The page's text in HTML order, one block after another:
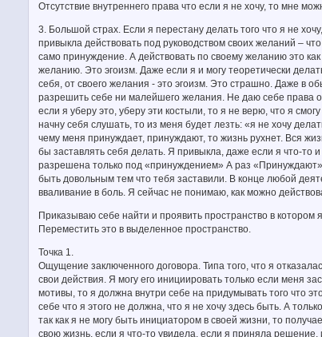
Отсутствие внутреннего права что если я не хочу, то мне
3. Большой страх. Если я перестану делать того что я не
привыкла действовать под руководством своих желаний –
само принуждение. А действовать по своему желанию это
желанию. Это эгоизм. Даже если я и могу теоретически
себя, от своего желания - это эгоизм. Это страшно. Даже в
разрешить себе ни малейшего желания. Не даю себе права
если я уберу это, уберу эти костыли, то я не верю, что я
начну себя слушать, то из меня будет лезть: «я не хочу
чему меня принуждает, принуждают, то жизнь рухнет. Вся
бы заставлять себя делать. Я привыкла, даже если я что-то
разрешена только под «принуждением» А раз «Принуждают»
быть довольным тем что тебя заставили. В конце любой
вваливание в боль. Я сейчас не понимаю, как можно
Приказываю себе найти и проявить пространство в
Переместить это в выделенное пространство.
Точка 1.
Ощущение заключенного договора. Типа того, что я
свои действия. Я могу его инициировать только если меня
мотивы, то я должна внутри себе на придумывать того что
себе что я этого не должна, что я не хочу здесь быть. А
так как я не могу быть инициатором в своей жизни, то
свою жизнь, если я что-то увидела, если я приняла решение,